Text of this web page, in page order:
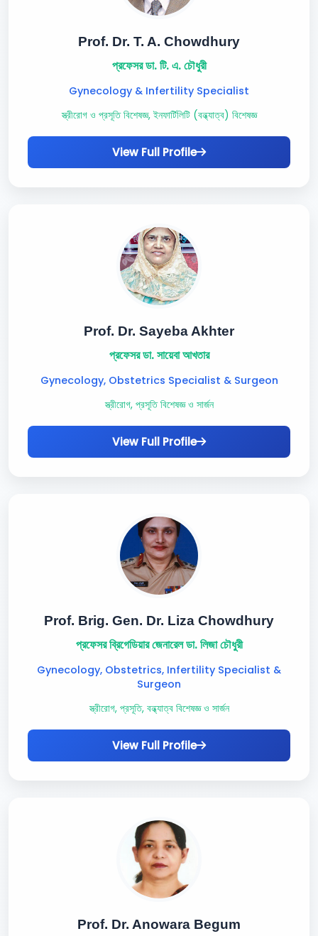
Prof. Dr. T. A. Chowdhury
প্রফেসর ডা. টি. এ. চৌধুরী
Gynecology & Infertility Specialist
স্ত্রীরোগ ও প্রসূতি বিশেষজ্ঞ, ইনফার্টিলিটি (বন্ধ্যাত্ব) বিশেষজ্ঞ
View Full Profile
Prof. Dr. Sayeba Akhter
প্রফেসর ডা. সায়েবা আখতার
Gynecology, Obstetrics Specialist & Surgeon
স্ত্রীরোগ, প্রসূতি বিশেষজ্ঞ ও সার্জন
View Full Profile
Prof. Brig. Gen. Dr. Liza Chowdhury
প্রফেসর ব্রিগেডিয়ার জেনারেল ডা. লিজা চৌধুরী
Gynecology, Obstetrics, Infertility Specialist &
Surgeon
স্ত্রীরোগ, প্রসূতি, বন্ধ্যাত্ব বিশেষজ্ঞ ও সার্জন
View Full Profile
Prof. Dr. Anowara Begum